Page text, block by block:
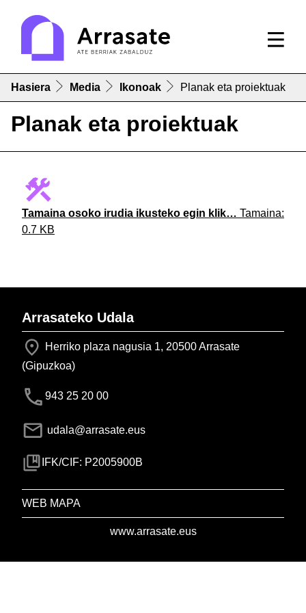
Hasiera Media Ikonoak Planak eta proiektuak
Planak eta proiektuak
Tamaina osoko irudia ikusteko egin klik… Tamaina:
0.7 KB
Arrasateko Udala
Herriko plaza nagusia 1, 20500 Arrasate
(Gipuzkoa)
943 25 20 00
udala@arrasate.eus
IFK/CIF: P2005900B
WEB MAPA
www.arrasate.eus